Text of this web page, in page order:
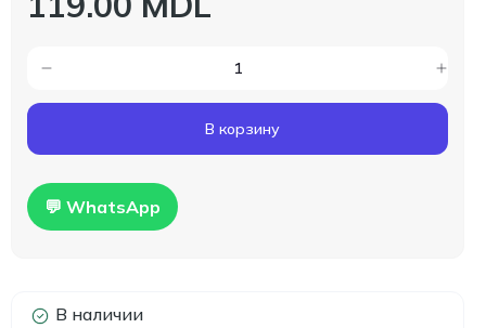
В корзину
💬 WhatsApp
В наличии